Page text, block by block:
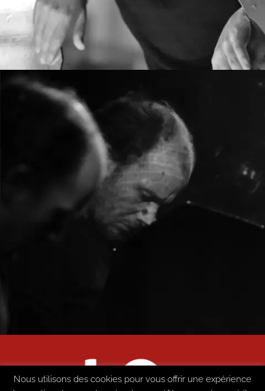
Nous utilisons des cookies pour vous offrir une expérience